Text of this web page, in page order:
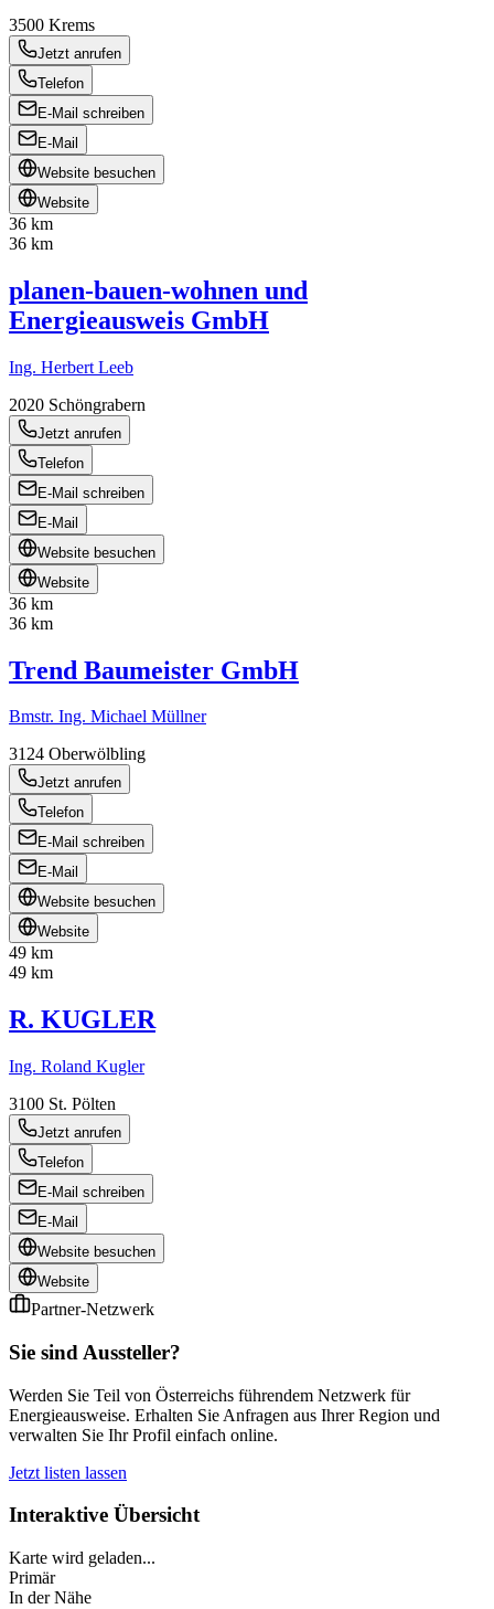
3500 Krems
Jetzt anrufen
Telefon
E-Mail schreiben
E-Mail
Website besuchen
Website
36 km
36 km
planen-bauen-wohnen und
Energieausweis GmbH
Ing. Herbert Leeb
2020 Schöngrabern
Jetzt anrufen
Telefon
E-Mail schreiben
E-Mail
Website besuchen
Website
36 km
36 km
Trend Baumeister GmbH
Bmstr. Ing. Michael Müllner
3124 Oberwölbling
Jetzt anrufen
Telefon
E-Mail schreiben
E-Mail
Website besuchen
Website
49 km
49 km
R. KUGLER
Ing. Roland Kugler
3100 St. Pölten
Jetzt anrufen
Telefon
E-Mail schreiben
E-Mail
Website besuchen
Website
Partner-Netzwerk
Sie sind Aussteller?
Werden Sie Teil von Österreichs führendem Netzwerk für
Energieausweise. Erhalten Sie Anfragen aus Ihrer Region und
verwalten Sie Ihr Profil einfach online.
Jetzt listen lassen
Interaktive Übersicht
Karte wird geladen...
Primär
In der Nähe